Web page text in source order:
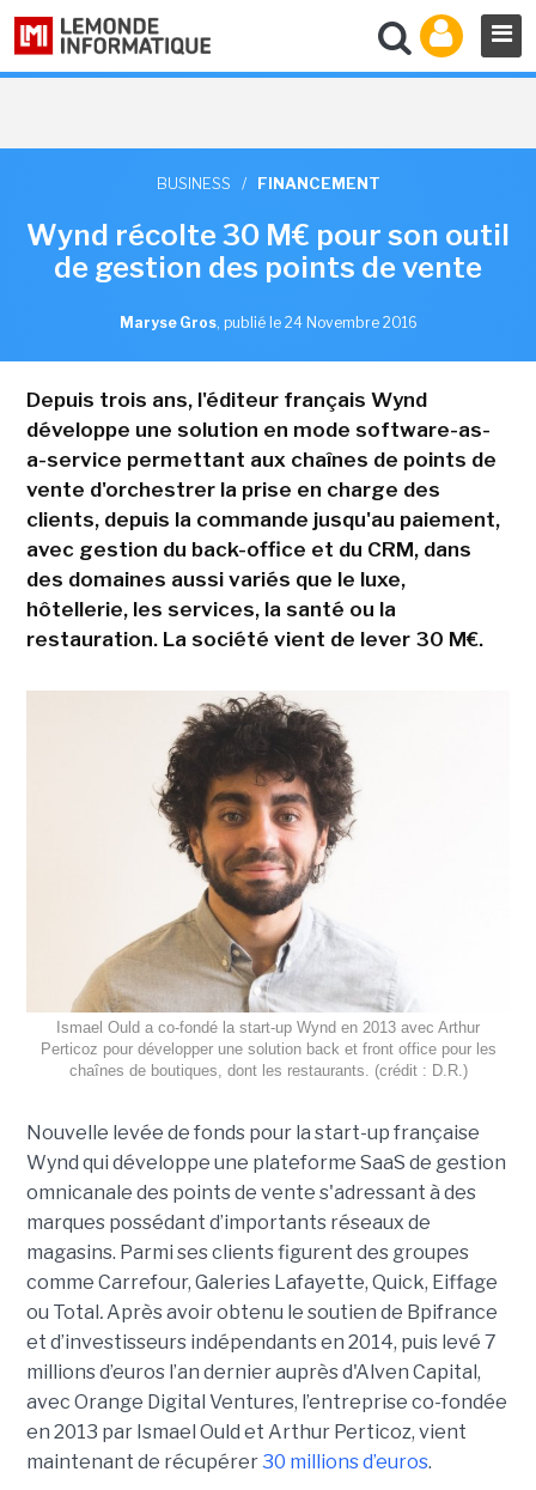
BUSINESS / FINANCEMENT
Wynd récolte 30 M€ pour son outil
de gestion des points de vente
Maryse Gros, publié le 24 Novembre 2016
Depuis trois ans, l'éditeur français Wynd
développe une solution en mode software-as-
a-service permettant aux chaînes de points de
vente d'orchestrer la prise en charge des
clients, depuis la commande jusqu'au paiement,
avec gestion du back-office et du CRM, dans
des domaines aussi variés que le luxe,
hôtellerie, les services, la santé ou la
restauration. La société vient de lever 30 M€.
Ismael Ould a co-fondé la start-up Wynd en 2013 avec Arthur
Perticoz pour développer une solution back et front office pour les
chaînes de boutiques, dont les restaurants. (crédit : D.R.)
Nouvelle levée de fonds pour la start-up française
Wynd qui développe une plateforme SaaS de gestion
omnicanale des points de vente s'adressant à des
marques possédant d’importants réseaux de
magasins. Parmi ses clients figurent des groupes
comme Carrefour, Galeries Lafayette, Quick, Eiffage
ou Total .Après avoir obtenu le soutien de Bpifrance
et d’investisseurs indépendants en 2014, puis levé 7
millions d’euros l’an dernier auprès d'Alven Capital,
avec Orange Digital Ventures, l’entreprise co-fondée
en 2013 par Ismael Ould et Arthur Perticoz, vient
maintenant de récupérer30 millions d’euros.